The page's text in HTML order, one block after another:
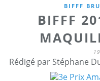
BIFFF
BIFFF
Rédigé par Stéphane